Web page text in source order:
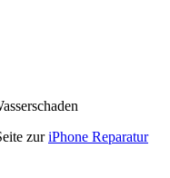
zuriPhone Reparatur